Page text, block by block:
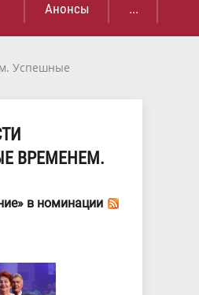
Анонсы ...
Успешные
ВРЕМЕНЕМ.
в номинации